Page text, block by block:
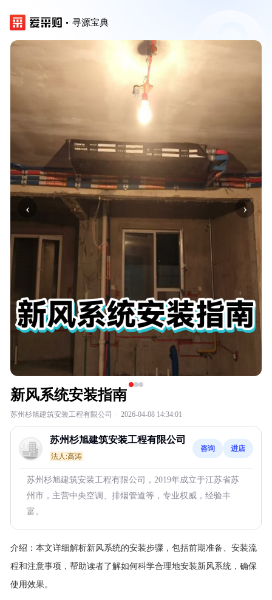
寻源宝典
‹ ›
新风系统安装指南
苏州杉旭建筑安装工程有限公司 · 2026-04-08 14:34:01
苏州杉旭建筑安装工程有限公司
法人:高涛
咨询 进店
苏州杉旭建筑安装工程有限公司，2019年成立于江苏省苏
州市，主营中央空调、排烟管道等，专业权威，经验丰
富。
介绍： 本文详细解析新风系统的安装步骤，包括前期准备、安装流
程和注意事项，帮助读者了解如何科学合理地安装新风系统，确保
使用效果。